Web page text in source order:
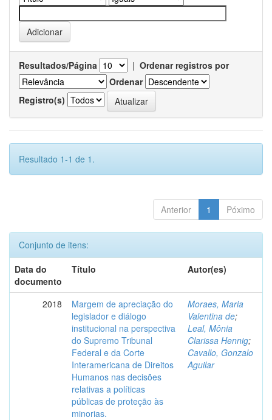
Resultados/Página | Ordenar registros por
Ordenar
Registro(s)
Resultado 1-1 de 1.
Anterior 1 Póximo
Conjunto de itens:
Data do
documento
Título Autor(es)
2018
Margem de apreciação do
legislador e diálogo
institucional na perspectiva
do Supremo Tribunal
Federal e da Corte
Interamericana de Direitos
Humanos nas decisões
relativas a políticas
públicas de proteção às
minorias.
Moraes, Maria
Valentina de;
Leal, Mônia
Clarissa Hennig;
Cavallo, Gonzalo
Aguilar